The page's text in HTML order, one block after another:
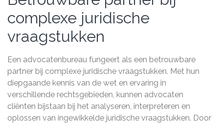
complexe juridische
vraagstukken
Een advocatenbureau fungeert als een betrouwbare
partner bij complexe juridische vraagstukken. Met hun
diepgaande kennis van de wet en ervaring in
verschillende rechtsgebieden, kunnen advocaten
cliënten bijstaan bij het analyseren, interpreteren en
oplossen van ingewikkelde juridische vraagstukken. Door